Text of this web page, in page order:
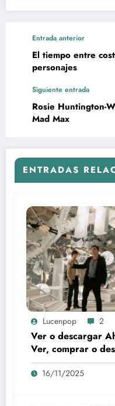
Entrada anterior
El tiempo entre
personajes
Siguiente entrada
Rosie Huntington-
Mad Max
ENTRADAS
Lucenpop 2
Ver o descargar
Ver, comprar o
16/11/2025